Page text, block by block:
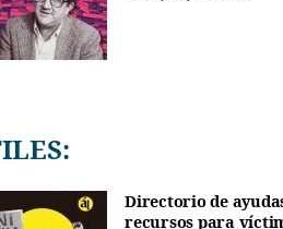
Directorio de
recursos para